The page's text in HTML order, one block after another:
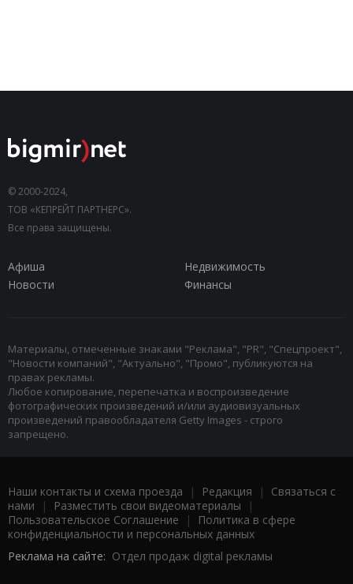
© 2000-2024,
ТОВ «КЕПРЕЙТ ПАРТНЕРС».
Все права защищены.
Афиша
Недвижимость
Новости
Финансы
Материалы, отмеченные знаками "Реклама", "PR", "Спецпроект",
"Новости компаний", "Актуально", "Промо", публикуются на
правах рекламы.
Любое копирование, перепечатка и воспроизведение
фотографических произведений и/или аудиовизуальных
произведений правообладателя Getty Images - строго
запрещено.
Наши контакты и схема проезда | Редакция | Связаться с
нами | Разместить свои видеоматериалы |
Пользовательское Соглашение |
Политика в сфере
конфиденциальности и персональных данных
Реклама на сайте: Отдел продаж digital рекламы